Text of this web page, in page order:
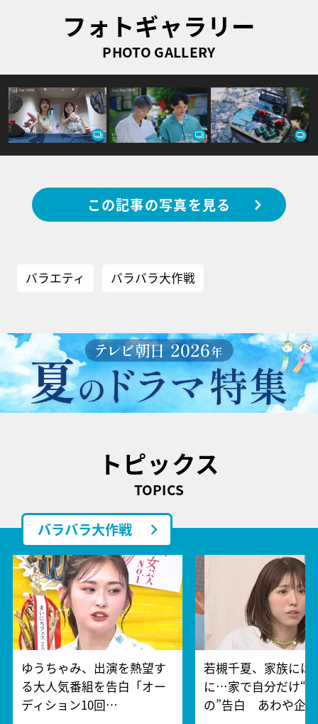
フォトギャラリー
PHOTO GALLERY
この記事の写真を見る
バラエティ バラバラ大作戦
トピックス
TOPICS
バラバラ大作戦
ゆうちゃみ、出演を熱望す
る大人気番組を告白「オー
ディション10回…
若槻千夏、家族には
に…家で自分だけ“
の”告白 あわや企…